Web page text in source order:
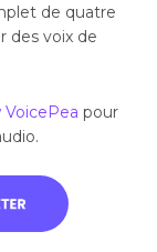
de quatre
des voix de
VoicePea pour